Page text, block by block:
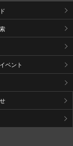
ベント